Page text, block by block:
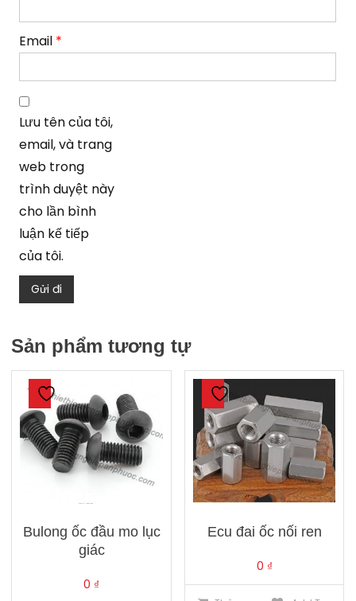
Email *
Lưu tên của tôi,
email, và trang
web trong
trình duyệt này
cho lần bình
luận kế tiếp
của tôi.
Sản phẩm tương tự
Bulong ốc đầu mo lục
giác
0 ₫
Ecu đai ốc nối ren
0 ₫